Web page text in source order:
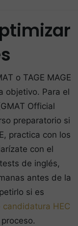
o TAGE MAGE
objetivo. Para el
Official
preparatorio si
practica con los
con el
de inglés,
antes de la
si es
candidatura HEC